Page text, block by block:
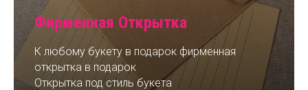
Фирменная Открытка
К любому букету в подарок фирменная
открытка в подарок
Открытка под стиль букета